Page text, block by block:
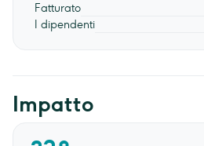
Fatturato
I dipendenti
Impatto